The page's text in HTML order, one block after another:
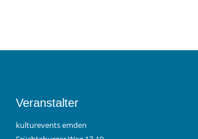
Veranstalter
kulturevents emden